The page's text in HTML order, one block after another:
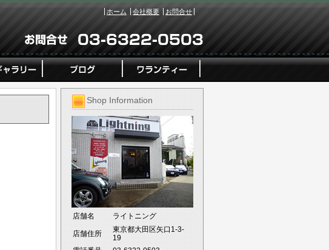
ホーム 会社概要 お問合せ
Shop Information
店舗名 ライトニング
店舗住所
東京都大田区矢口1-3-
19